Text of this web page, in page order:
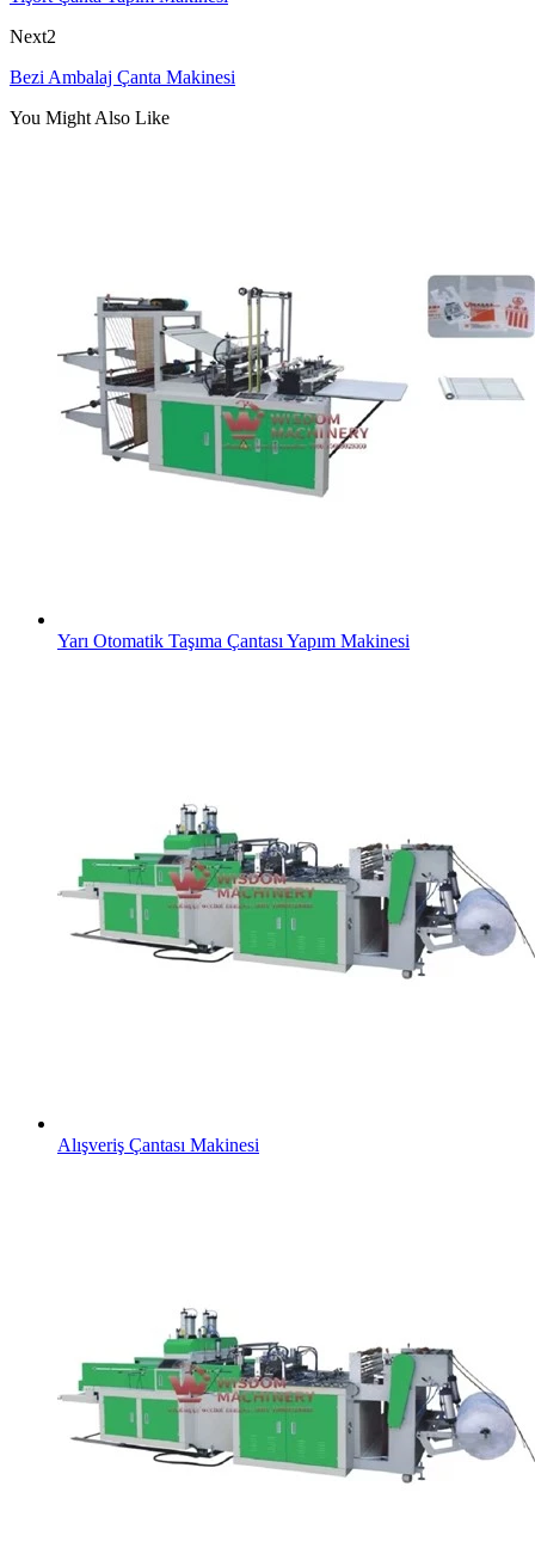
Next2
Bezi Ambalaj Çanta Makinesi
You Might Also Like
Yarı Otomatik Taşıma Çantası Yapım Makinesi
Alışveriş Çantası Makinesi